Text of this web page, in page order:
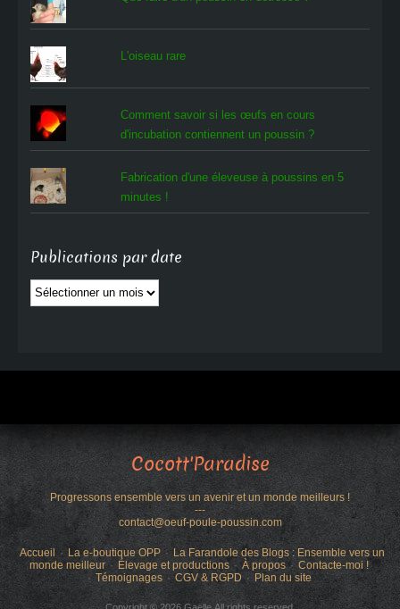
L'oiseau rare
Comment savoir si les œufs en cours
d'incubation contiennent un poussin ?
Fabrication d'une éleveuse à poussins en 5
minutes !
Publications par date
Publications
par
Cocott'Paradise
Progressons ensemble vers un avenir et un monde meilleurs !
---
contact@oeuf-poule-poussin.com
Accueil La e-boutique OPP
La Farandole des Blogs : Ensemble vers un
monde meilleur
Élevage et productions À propos
Contacte-moi !
Témoignages
CGV & RGPD Plan du site